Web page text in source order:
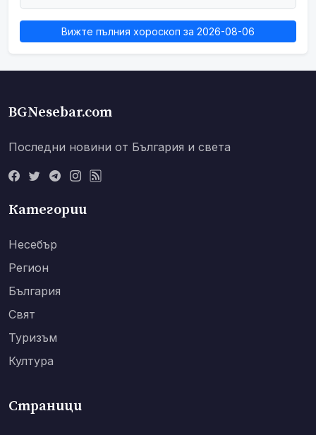
Вижте пълния хороскоп за 2026-08-06
BGNesebar.com
Последни новини от България и света
Категории
Несебър
Регион
България
Свят
Туризъм
Култура
Страници